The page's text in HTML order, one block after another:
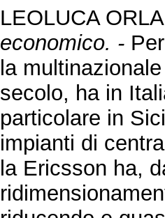
LEOLUCA
economico. -
la
secolo, ha in
particolare in
impianti di
la Ericsson ha,